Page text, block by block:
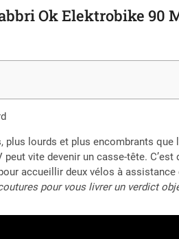
Ok Elektrobike 90
plus lourds et plus encombrants
peut vite devenir un casse-tête.
accueillir deux vélos à
pour vous livrer un verdict